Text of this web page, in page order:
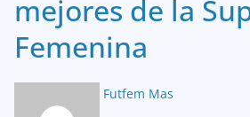
mejores de la
Femenina
Futfem Mas